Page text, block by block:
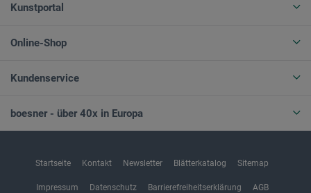
Kunstportal
Online-Shop
Kundenservice
boesner - über 40x in Europa
Startseite Kontakt Newsletter Blätterkatalog Sitemap
Impressum Datenschutz Barrierefreiheitserklärung AGB